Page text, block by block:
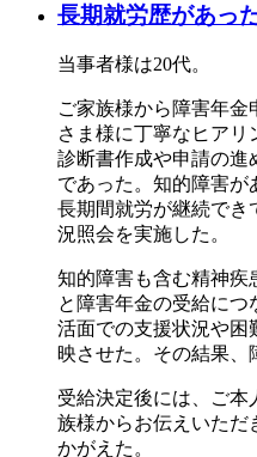
長期就労歴があっ
当事者様は20代。
ご家族様から障害年
さま様に丁寧なヒアリ
診断書作成や申請の進
であった。知的障害が
長期間就労が継続でき
況照会を実施した。
知的障害も含む精神疾
と障害年金の受給に
活面での支援状況や困
映させた。その結果、
受給決定後には、ご本
族様からお伝えいただ
かがえた。